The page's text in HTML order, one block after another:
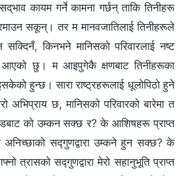
कायम गर्ने कामना गर्छन् ताकि तिनीहरू
सकून्। तर म मानवजातिलाई तिनीहरूले
सक्दिनँ, किनभने मानिसको परिवारलाई नष्ट
आएको छु। म आइपुगेकै क्षणबाट तिनीहरूका
हुन्छ। सारा राष्ट्रहरूलाई धूलोपिठो हुने
अभिप्राय छ, मानिसको परिवारको बारेमा त
को उम्कन सक्छ र? के आशिषहरू प्राप्त
सद्गुणद्वारा उम्कने हुन सक्छ? के
त्रासको सद्गुणद्वारा मेरो सहानुभूति प्राप्त